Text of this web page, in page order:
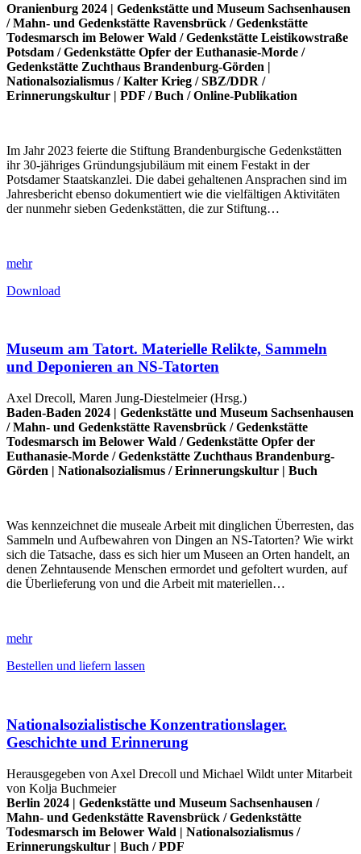
Oranienburg 2024 | Gedenkstätte und Museum Sachsenhausen
/Mahn- und Gedenkstätte Ravensbrück /Gedenkstätte
Todesmarsch im Belower Wald /Gedenkstätte Leistikowstraße
Potsdam /Gedenkstätte Opfer der Euthanasie-Morde /
Gedenkstätte Zuchthaus Brandenburg-Görden |
Nationalsozialismus /Kalter Krieg /SBZ/DDR /
Erinnerungskultur | PDF /Buch /Online-Publikation
Im Jahr 2023 feierte die Stiftung Brandenburgische Gedenkstätten
ihr 30-jähriges Gründungsjubiläum mit einem Festakt in der
Potsdamer Staatskanzlei. Die dabei gehaltenen Ansprachen sind im
Jahresbericht ebenso dokumentiert wie die vielfältigen Aktivitäten
der nunmehr sieben Gedenkstätten, die zur Stiftung…
mehr
Download
Museum am Tatort. Materielle Relikte, Sammeln
und Deponieren an NS-Tatorten
Axel Drecoll, Maren Jung-Diestelmeier (Hrsg.)
Baden-Baden 2024 | Gedenkstätte und Museum Sachsenhausen
/Mahn- und Gedenkstätte Ravensbrück /Gedenkstätte
Todesmarsch im Belower Wald /Gedenkstätte Opfer der
Euthanasie-Morde /Gedenkstätte Zuchthaus Brandenburg-
Görden | Nationalsozialismus /Erinnerungskultur | Buch
Was kennzeichnet die museale Arbeit mit dinglichen Überresten, das
Sammeln und Aufbewahren von Dingen an NS-Tatorten? Wie wirkt
sich die Tatsache, dass es sich hier um Museen an Orten handelt, an
denen Zehntausende Menschen ermordet und gefoltert wurden, auf
die Überlieferung von und die Arbeit mit materiellen…
mehr
Bestellen und liefern lassen
Nationalsozialistische Konzentrationslager.
Geschichte und Erinnerung
Herausgegeben von Axel Drecoll und Michael Wildt unter Mitarbeit
von Kolja Buchmeier
Berlin 2024 | Gedenkstätte und Museum Sachsenhausen /
Mahn- und Gedenkstätte Ravensbrück /Gedenkstätte
Todesmarsch im Belower Wald | Nationalsozialismus /
Erinnerungskultur | Buch /PDF